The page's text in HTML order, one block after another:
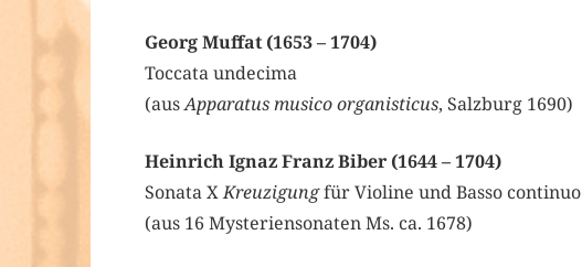
Georg Muffat (1653 – 1704)
Toccata undecima
(ausApparatus musico organisticus, Salzburg 1690)
Heinrich Ignaz Franz Biber (1644 – 1704)
Sonata XKreuzigungfür Violine und Basso continuo
(aus 16 Mysteriensonaten Ms. ca. 1678)